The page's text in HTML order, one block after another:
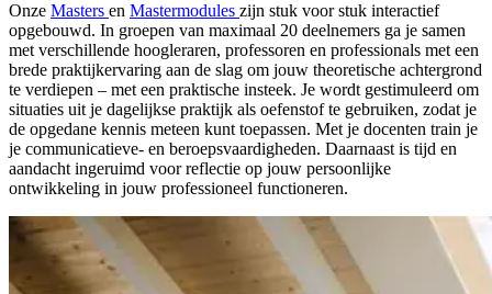
Onze Masters en Mastermodules zijn stuk voor stuk interactief
opgebouwd. In groepen van maximaal 20 deelnemers ga je samen
met verschillende hoogleraren, professoren en professionals met een
brede praktijkervaring aan de slag om jouw theoretische achtergrond
te verdiepen – met een praktische insteek. Je wordt gestimuleerd om
situaties uit je dagelijkse praktijk als oefenstof te gebruiken, zodat je
de opgedane kennis meteen kunt toepassen. Met je docenten train je
je communicatieve- en beroepsvaardigheden. Daarnaast is tijd en
aandacht ingeruimd voor reflectie op jouw persoonlijke
ontwikkeling in jouw professioneel functioneren.